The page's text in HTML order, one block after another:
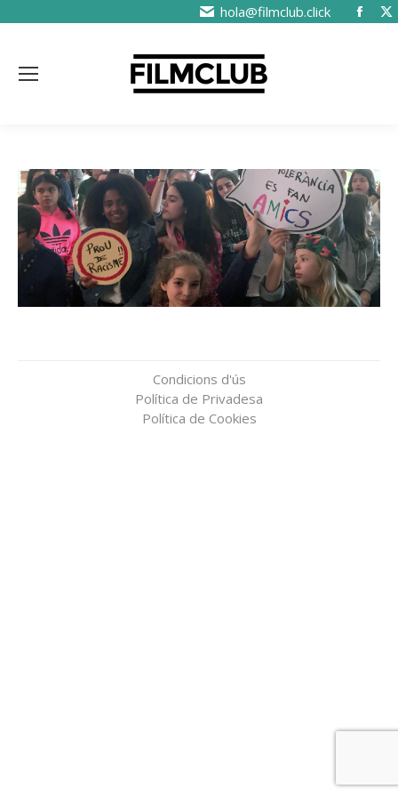
hola@filmclub.click
Condicions d'ús
Política de Privadesa
Política de Cookies